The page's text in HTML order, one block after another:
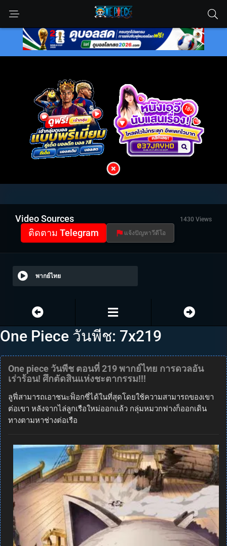
Video Sources 1430 Views
ติดตาม Telegram แจ้งปัญหาวีดีโอ
พากย์ไทย
One Piece วันพีช: 7x219
One piece วันพีช ตอนที่ 219 พากย์ไทย การดวลอัน
เร่าร้อน! ศึกตัดสินแห่งชะตากรรม!!!
ลูฟี่สามารถเอาชนะฟ็อกซี่ได้ในที่สุดโดยใช้ความสามารถของเขา
ต่อเขา หลังจากไล่ลูกเรือใหม่ออกแล้ว กลุ่มหมวกฟางก็ออกเดิน
ทางตามหาช่างต่อเรือ